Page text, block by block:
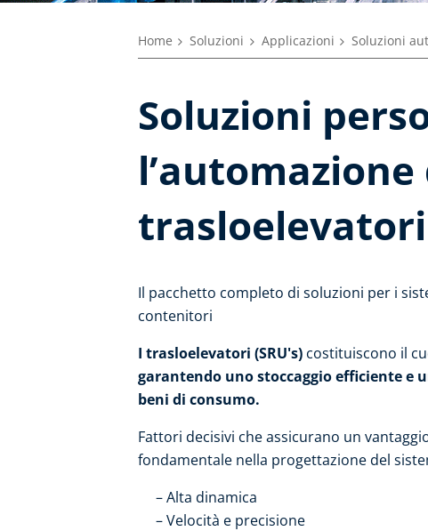
Home Soluzioni Applicazioni Soluzioni
Soluzioni
l’automazione
trasloelevatori
Il pacchetto completo di soluzioni per i
contenitori
I trasloelevatori (SRU's) costituiscono il
garantendo uno stoccaggio efficiente e
beni di consumo.
Fattori decisivi che assicurano un
fondamentale nella progettazione del
Alta dinamica
Velocità e precisione